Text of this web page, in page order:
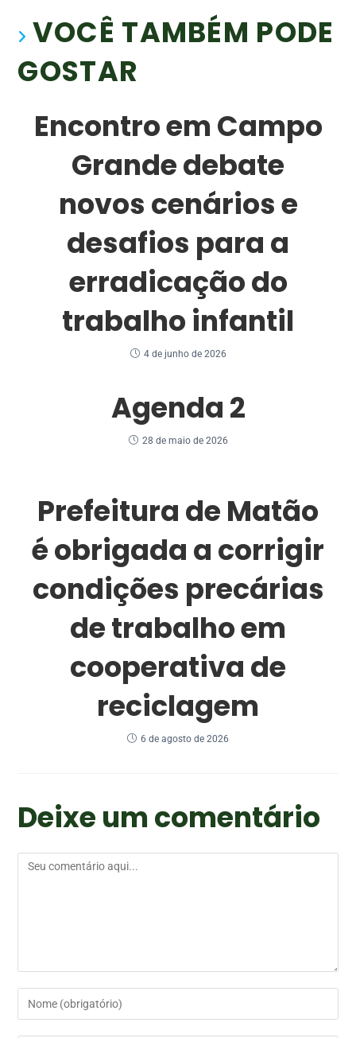
VOCÊ TAMBÉM PODE
GOSTAR
Encontro em Campo
Grande debate
novos cenários e
desafios para a
erradicação do
trabalho infantil
4 de junho de 2026
Agenda 2
28 de maio de 2026
Prefeitura de Matão
é obrigada a corrigir
condições precárias
de trabalho em
cooperativa de
reciclagem
6 de agosto de 2026
Deixe um comentário